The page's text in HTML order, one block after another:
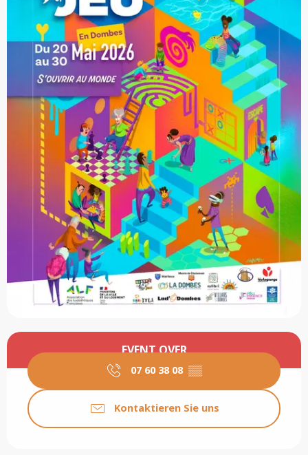
Öffnungszeiten & Kontaktdaten
EVENT OVER
07 60 38 08 ▒▒
Kontaktieren Sie uns